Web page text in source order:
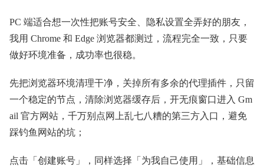
PC 端适合想一次性把账号安全、隐私设置全弄好的朋友，
我用 Chrome 和 Edge 浏览器都测过，流程完全一致，只要
做好环境准备，成功率也很稳。
先把浏览器环境清理干净，关掉所有多余的代理插件，只留
一个稳定的节点，清除浏览器缓存后，开无痕窗口进入 Gm
ail 官方网站，千万别点网上乱七八糟的第三方入口，避免
踩钓鱼网站的坑；
点击「创建账号」，同样选择「为我自己使用」，基础信息